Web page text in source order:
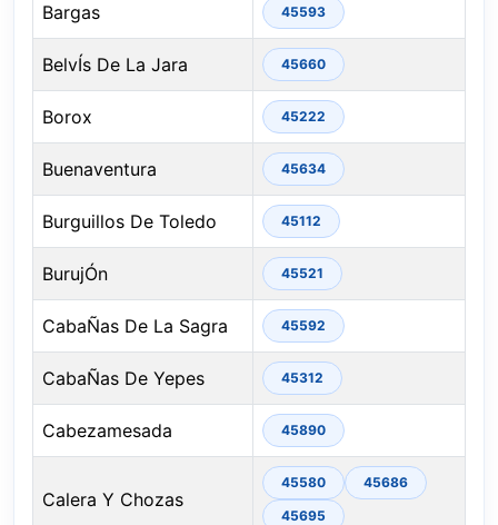
Bargas 45593
BelvÍs De La Jara 45660
Borox 45222
Buenaventura 45634
Burguillos De Toledo 45112
BurujÓn 45521
CabaÑas De La Sagra 45592
CabaÑas De Yepes 45312
Cabezamesada 45890
Calera Y Chozas
45580
45686
45695